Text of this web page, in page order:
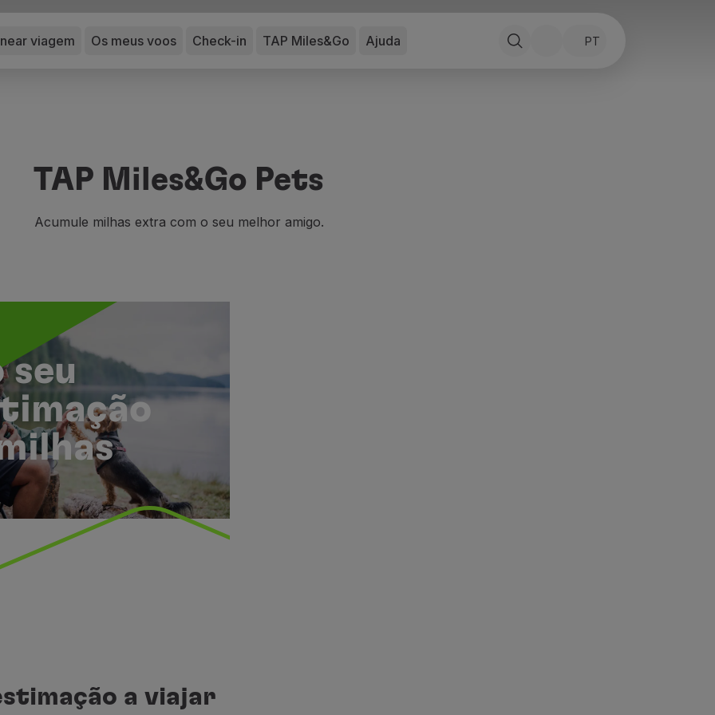
viagem Os meus voos Check-in TAP Miles&Go Ajuda PT
TAP Miles&Go Pets
Acumule milhas extra com o seu melhor amigo.
seu
a viajar